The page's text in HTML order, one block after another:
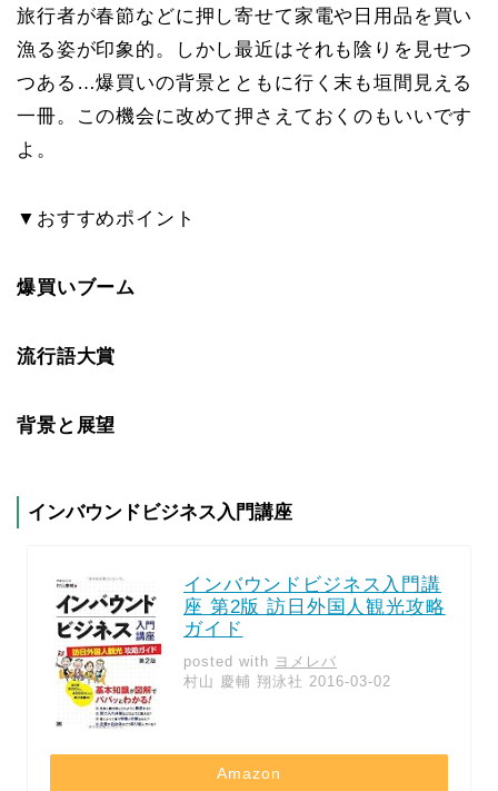
旅行者が春節などに押し寄せて家電や日用品を買い
漁る姿が印象的。しかし最近はそれも陰りを見せつ
つある…爆買いの背景とともに行く末も垣間見える
一冊。この機会に改めて押さえておくのもいいです
よ。
▼おすすめポイント
爆買いブーム
流行語大賞
背景と展望
インバウンドビジネス入門講座
インバウンドビジネス入門講
座 第2版 訪日外国人観光攻略
ガイド
posted with ヨメレバ
村山 慶輔 翔泳社 2016-03-02
Amazon